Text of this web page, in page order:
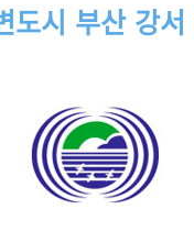
도시 부산 강서